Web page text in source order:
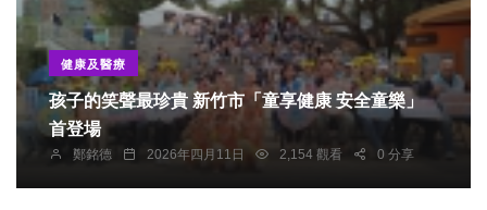
健康及醫療
孩子的笑聲最珍貴 新竹市「童享健康 安全童樂」
首登場
鄭銘德 2026年四月11日 2,154 觀看 0 分享